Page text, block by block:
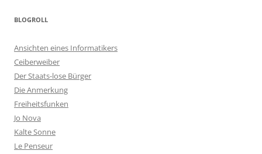
BLOGROLL
Ansichten eines Informatikers
Ceiberweiber
Der Staats-lose Bürger
Die Anmerkung
Freiheitsfunken
Jo Nova
Kalte Sonne
Le Penseur